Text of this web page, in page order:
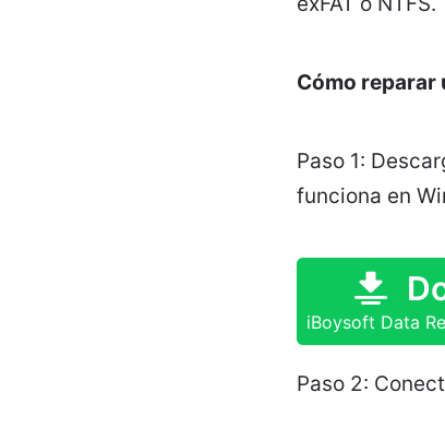
Cómo reparar
Paso 1:
funciona en
iBoysoft Data
Paso 2: